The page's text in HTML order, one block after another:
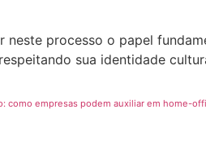
neste processo o papel
sua identidade
como empresas podem auxiliar em home-